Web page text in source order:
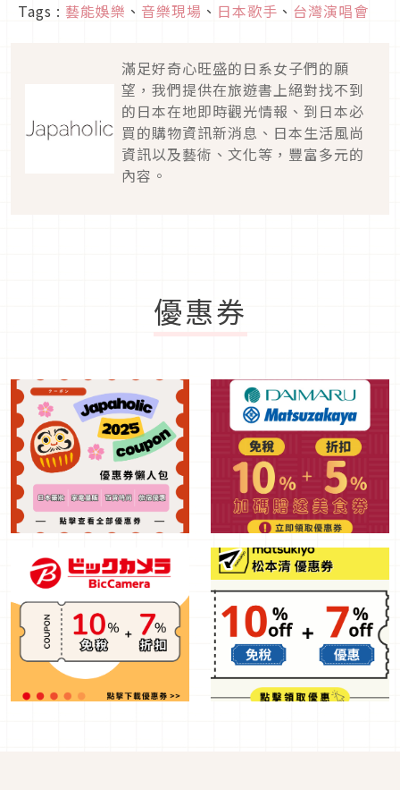
Tags : 藝能娛樂 、 音樂現場 、 日本歌手 、 台灣演唱會
滿足好奇心旺盛的日系女子們的願
望，我們提供在旅遊書上絕對找不到
的日本在地即時觀光情報、到日本必
買的購物資訊新消息、日本生活風尚
資訊以及藝術、文化等，豐富多元的
內容。
優惠券